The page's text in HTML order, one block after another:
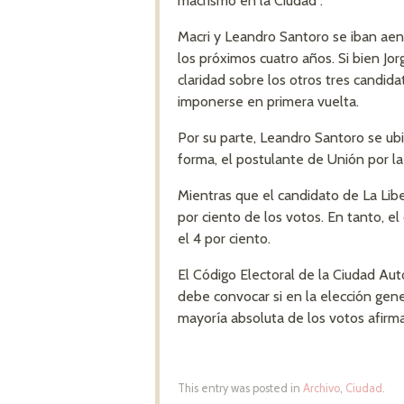
Macri y Leandro Santoro se iban
los próximos cuatro años. Si bien
claridad sobre los otros tres
imponerse en primera vuelta.
Por su parte, Leandro Santoro se
forma, el postulante de Unión por
Mientras que el candidato de La
por ciento de los votos. En tanto, el
el 4 por ciento.
El Código Electoral de la Ciudad
debe convocar si en la elección
mayoría absoluta de los votos
This entry was posted in Archivo, Ciudad .